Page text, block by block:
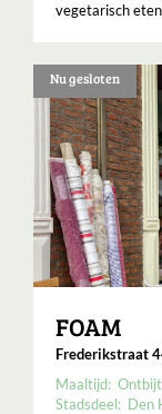
vegetarisch
Nu gesloten
FOAM
Frederikstraat
Maaltijd: Ontbijt
Stadsdeel: Den